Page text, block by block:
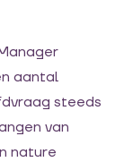
aantal
steeds
van
nature